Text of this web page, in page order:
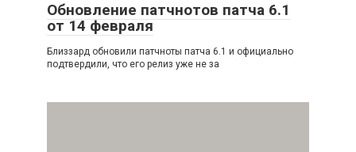
Обновление патчнотов патча 6.1
от 14 февраля
Близзард обновили патчноты патча 6.1 и официально
подтвердили, что его релиз уже не за